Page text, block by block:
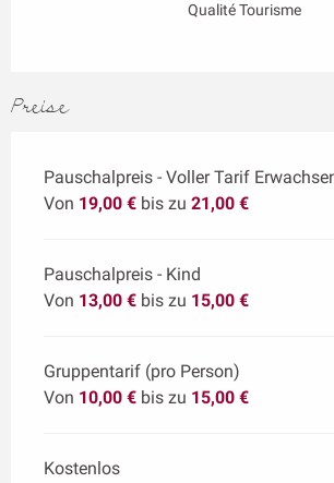
Qualité Tourisme
Preise
Pauschalpreis - Voller Tarif
Von 19,00 € bis zu 21,00 €
Pauschalpreis - Kind
Von 13,00 € bis zu 15,00 €
Gruppentarif (pro Person)
Von 10,00 € bis zu 15,00 €
Kostenlos